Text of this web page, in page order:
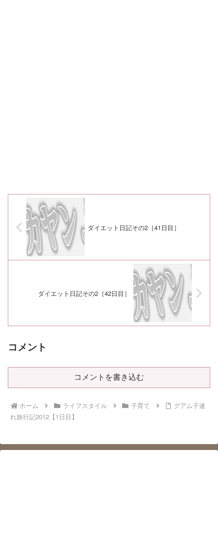
ダイエット日記その2［41日目］
ダイエット日記その2［42日目］
コメント
コメントを書き込む
ホーム ライフスタイル 子育て
グアム子連
れ旅行記2012【1日目】